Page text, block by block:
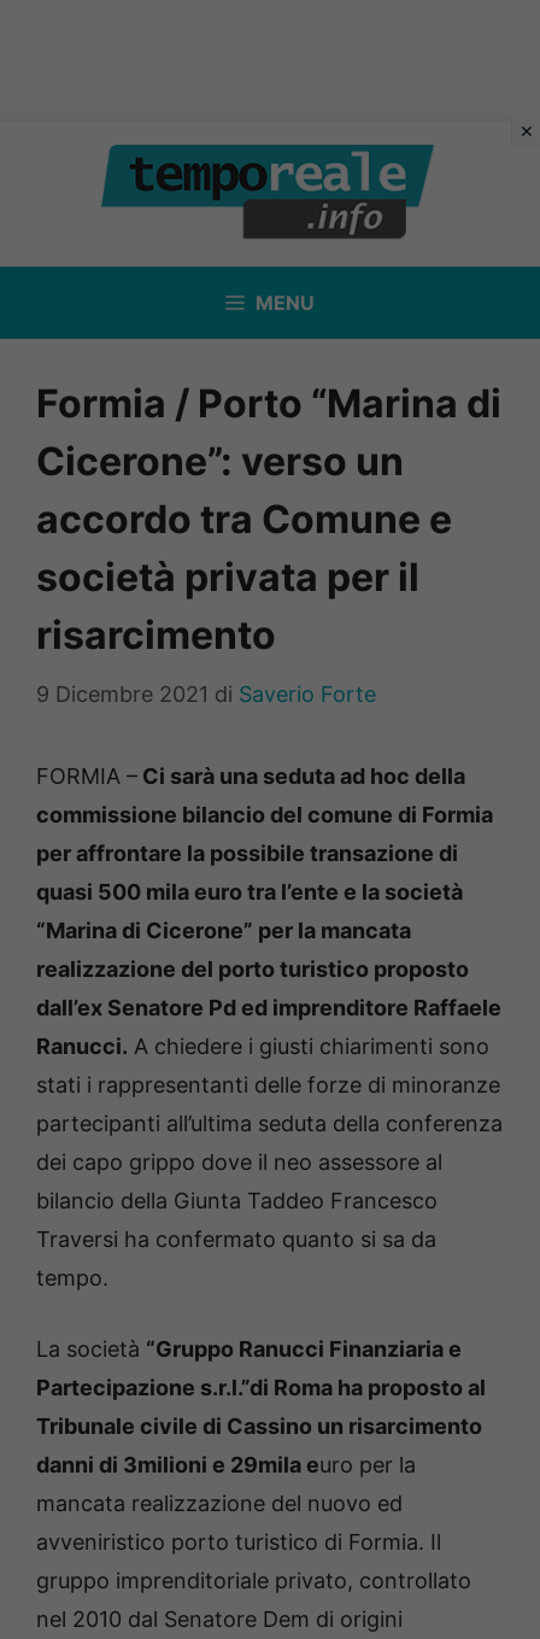
contenuto
MENU
Formia / Porto “Marina di
Cicerone”: verso un
accordo tra Comune e
società privata per il
risarcimento
9 Dicembre 2021 di Saverio Forte
FORMIA – Ci sarà una seduta ad hoc della
commissione bilancio del comune di Formia
per affrontare la possibile transazione di
quasi 500 mila euro tra l’ente e la società
“Marina di Cicerone” per la mancata
realizzazione del porto turistico proposto
dall’ex Senatore Pd ed imprenditore Raffaele
Ranucci. A chiedere i giusti chiarimenti sono
stati i rappresentanti delle forze di minoranze
partecipanti all’ultima seduta della conferenza
dei capo grippo dove il neo assessore al
bilancio della Giunta Taddeo Francesco
Traversi ha confermato quanto si sa da
tempo.
La società “Gruppo Ranucci Finanziaria e
Partecipazione s.r.l.”di Roma ha proposto al
Tribunale civile di Cassino un risarcimento
danni di 3milioni e 29mila euro per la
mancata realizzazione del nuovo ed
avveniristico porto turistico di Formia. Il
gruppo imprenditoriale privato, controllato
nel 2010 dal Senatore Dem di origini